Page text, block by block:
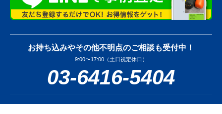
お持ち込みやその他不明点のご相談も受付中！
9:00〜17:00（土日祝定休日）
03-6416-5404